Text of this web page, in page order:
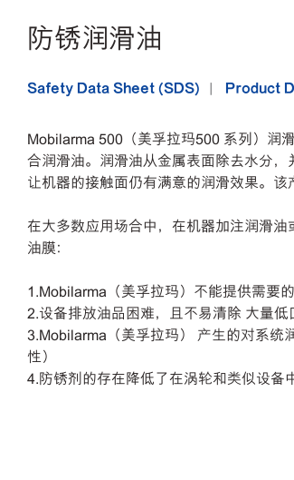
防锈润滑油
Safety Data Sheet (SDS) Product
Mobilarma 500（美孚拉玛500 系列）润
合润滑油。润滑油从金属表面除去水分
让机器的接触面仍有满意的润滑效果。
在大多数应用场合中，在机器加注润滑
油膜：
1.Mobilarma（美孚拉玛）不能提供需要
2.设备排放油品困难，且不易清除 大量低
3.Mobilarma（美孚拉玛） 产生的对系统
性）
4.防锈剂的存在降低了在涡轮和类似设备